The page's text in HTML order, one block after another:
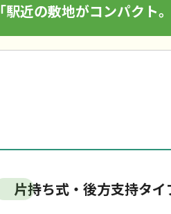
「駅近の敷地がコンパクト
片持ち式・後方支持タ